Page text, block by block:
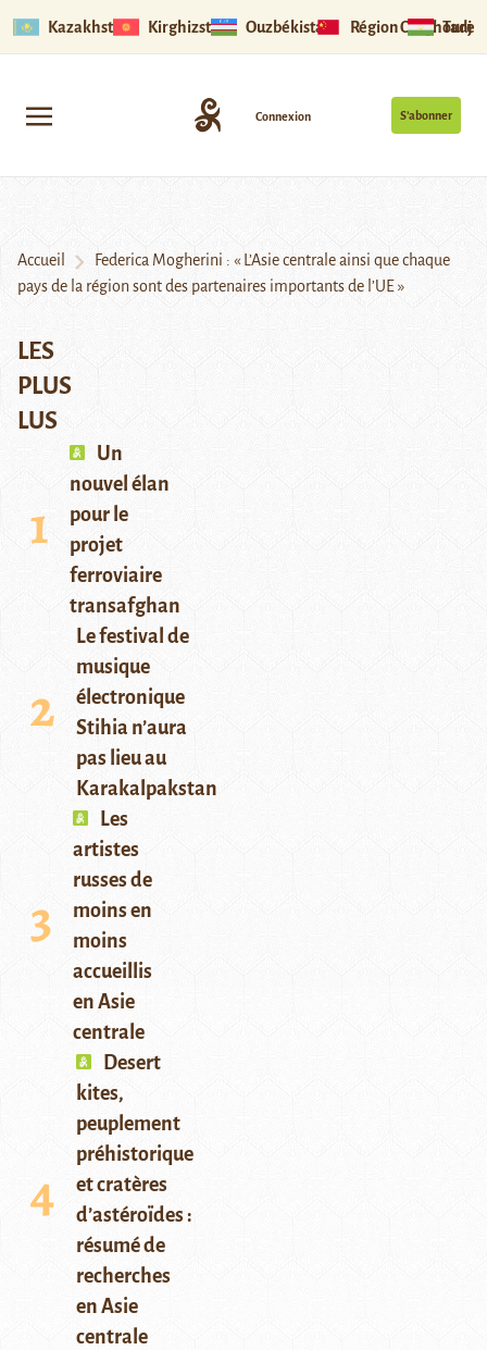
Kazakhstan Kirghizstan Ouzbékistan Région Ouïghoure
S’abonner
Connexion
Accueil
Federica Mogherini : « L’Asie centrale ainsi que chaque
pays de la région sont des partenaires importants de l’UE »
LES
PLUS
LUS
Un
nouvel élan
pour le
projet
ferroviaire
transafghan
Le festival de
musique
électronique
Stihia n’aura
pas lieu au
Karakalpakstan
Les
artistes
russes de
moins en
moins
accueillis
en Asie
centrale
Desert
kites,
peuplement
préhistorique
et cratères
d’astéroïdes :
résumé de
recherches
en Asie
centrale